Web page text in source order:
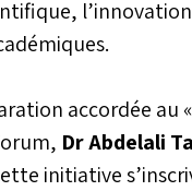
accordée au
Dr Abdelali
initiative